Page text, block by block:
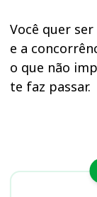
Você quer
e a
o que não
te faz passar.
Cursos